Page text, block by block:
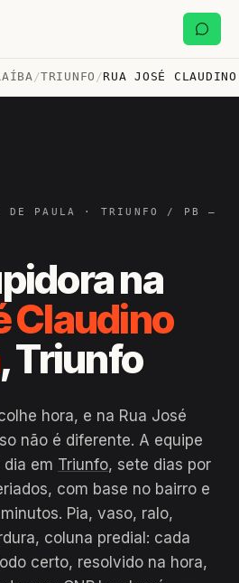
/TRIUNFO /RUA JOSÉ
DE PAULA · TRIUNFO / PB —
na
Claudino
, Triunfo
hora, e na Rua José
não é diferente. A equipe
em Triunfo, sete dias por
com base no bairro e
Pia, vaso, ralo,
coluna predial: cada
certo, resolvido na hora,